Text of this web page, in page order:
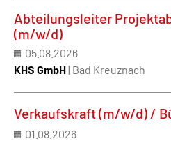
Abteilungsleiter
(m/w/d)
05.08.2026
KHS GmbH| Bad Kreuznach
Verkaufskraft (m/w/d) /
01.08.2026